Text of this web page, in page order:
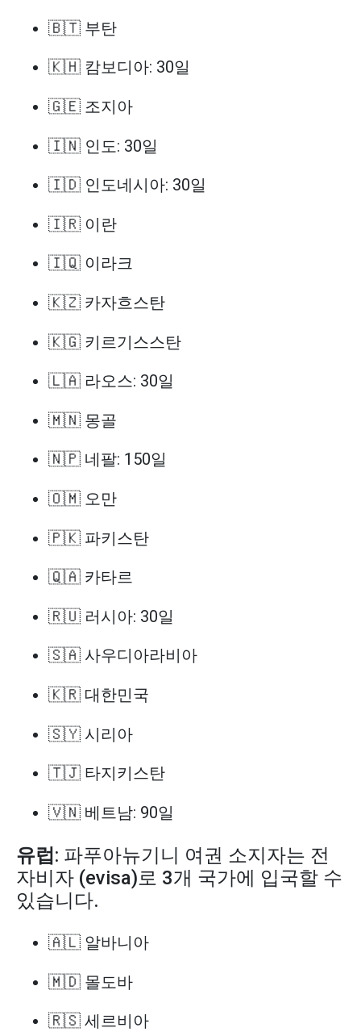
🇧🇹 부탄
🇰🇭 캄보디아: 30일
🇬🇪 조지아
🇮🇳 인도: 30일
🇮🇩 인도네시아: 30일
🇮🇷 이란
🇮🇶 이라크
🇰🇿 카자흐스탄
🇰🇬 키르기스스탄
🇱🇦 라오스: 30일
🇲🇳 몽골
🇳🇵 네팔: 150일
🇴🇲 오만
🇵🇰 파키스탄
🇶🇦 카타르
🇷🇺 러시아: 30일
🇸🇦 사우디아라비아
🇰🇷 대한민국
🇸🇾 시리아
🇹🇯 타지키스탄
🇻🇳 베트남: 90일
유럽 : 파푸아뉴기니 여권 소지자는 전
자비자 (evisa)로 3개 국가에 입국할 수
있습니다.
🇦🇱 알바니아
🇲🇩 몰도바
🇷🇸 세르비아